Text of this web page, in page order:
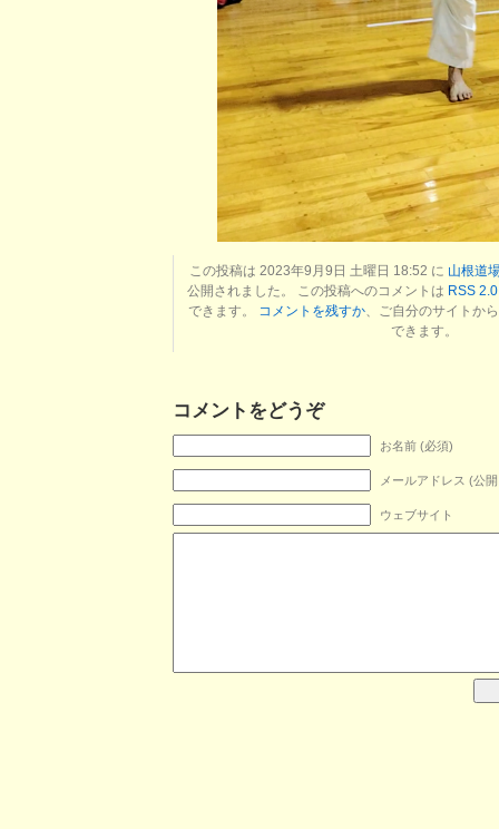
この投稿は 2023年9月9日 土曜日 18:52 に 山根道
公開されました。 この投稿へのコメントは RSS 2.0
できます。 コメントを残すか、ご自分のサイトから
できます。
コメントをどうぞ
お名前 (必須)
メールアドレス (公
ウェブサイト